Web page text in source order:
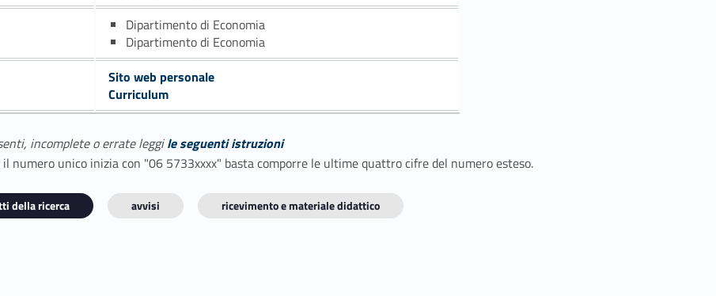
Dipartimento di Economia
Dipartimento di Economia
Sito web personale
Curriculum
incomplete o errate leggile seguenti istruzioni
numero unico inizia con "06 5733xxxx" basta comporre le ultime quattro cifre del numero esteso.
della ricerca avvisi ricevimento e materiale didattico